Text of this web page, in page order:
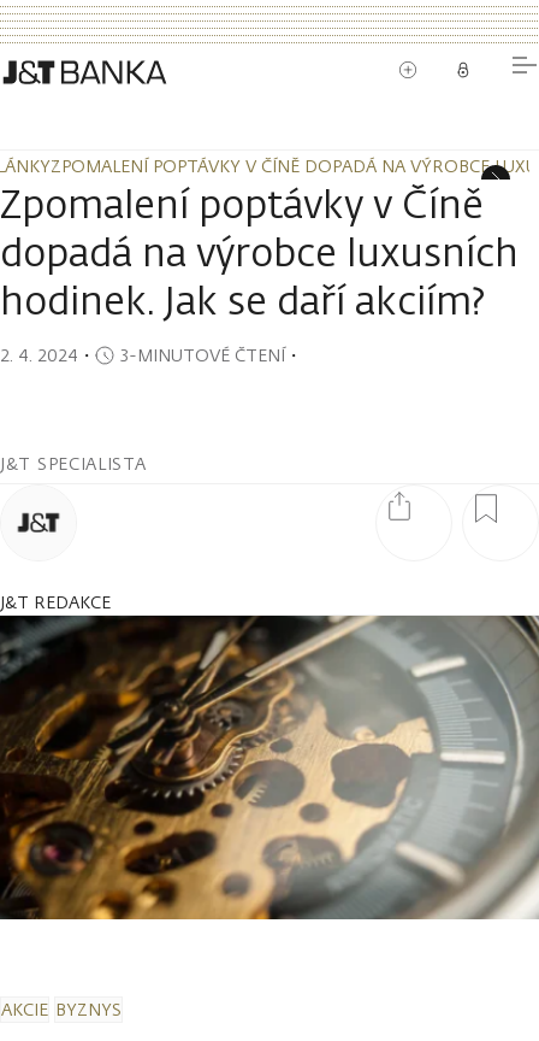
ZPOMALENÍ POPTÁVKY V ČÍNĚ DOPADÁ NA VÝROBCE
ZPOMALENÍ POPTÁVKY V ČÍNĚ DOPADÁ NA VÝROBCE
Zpomalení poptávky v Číně
dopadá na výrobce luxusních
hodinek. Jak se daří akciím?
2. 4. 2024 ・ 3-MINUTOVÉ ČTENÍ・
J&T SPECIALISTA
J&T REDAKCE
AKCIE BYZNYS